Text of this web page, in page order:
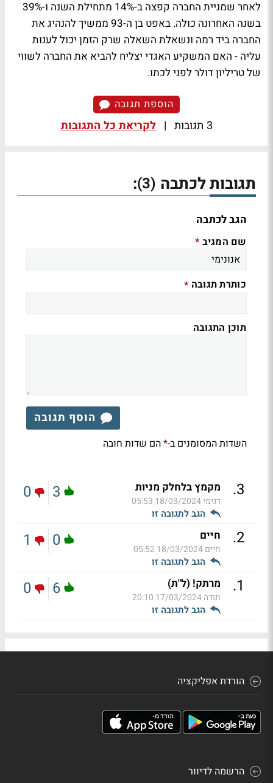
לאחר שמניית החברה קפצה ב-14% מתחילת השנה ו-39%
בשנה האחרונה כולה. באפט בן ה-93 ממשיך להנהיג את
החברה ביד רמה ונשאלת השאלה שרק הזמן יכול לענות
עליה - האם המשקיע האגדי יצליח להביא את החברה לשווי
של טריליון דולר לפני לכתו.
הוספת תגובה
3 תגובות | לקריאת כל התגובות
תגובות לכתבה (3)
:
הגב לכתבה
שם המגיב *
כותרת תגובה *
תוכן התגובה
הוסף תגובה
השדות המסומנים ב-*הם שדות חובה
3
. מקמץ בלחלק מניות
דגימי18/03/2024 05:53
הגב לתגובה זו
3
0
2
. חיים
חיים18/03/2024 05:52
הגב לתגובה זו
0
1
1
. מרתק! (ל"ת)
תודה17/03/2024 20:10
הגב לתגובה זו
6
0
הורדת אפליקציה
הרשמה לדיוור